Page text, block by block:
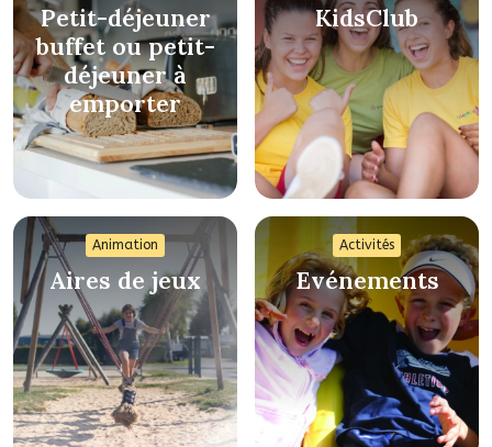
Petit-déjeuner
buffet ou petit-
déjeuner à
emporter
KidsClub
Animation
Aires de jeux
Activités
Evénements